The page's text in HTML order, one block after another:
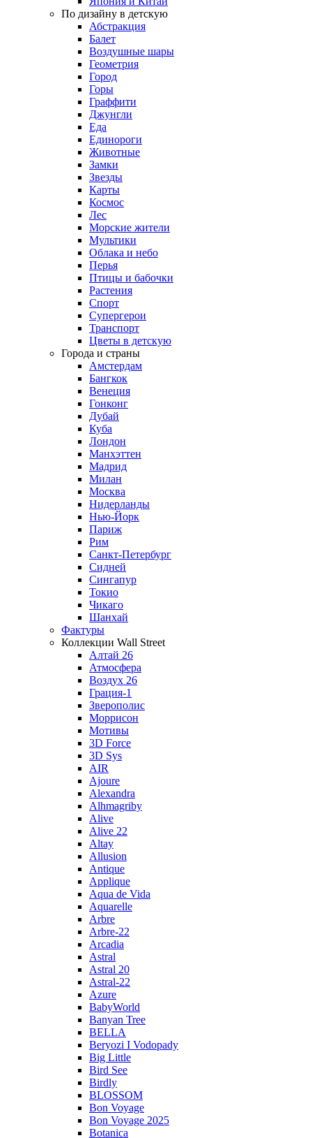
По дизайну в детскую
Абстракция
Балет
Воздушные шары
Геометрия
Город
Горы
Граффити
Джунгли
Еда
Единороги
Животные
Замки
Звезды
Карты
Космос
Лес
Морские жители
Мультики
Облака и небо
Перья
Птицы и бабочки
Растения
Спорт
Супергерои
Транспорт
Цветы в детскую
Города и страны
Амстердам
Бангкок
Венеция
Гонконг
Дубай
Куба
Лондон
Манхэттен
Мадрид
Милан
Москва
Нидерланды
Нью-Йорк
Париж
Рим
Санкт-Петербург
Сидней
Сингапур
Токио
Чикаго
Шанхай
Фактуры
Коллекции Wall Street
Алтай 26
Атмосфера
Воздух 26
Грация-1
Зверополис
Моррисон
Мотивы
3D Force
3D Sys
AIR
Ajoure
Alexandra
Alhmagriby
Alive
Alive 22
Altay
Allusion
Antique
Applique
Aqua de Vida
Aquarelle
Arbre
Arbre-22
Arcadia
Astral
Astral 20
Astral-22
Azure
BabyWorld
Banyan Tree
BELLA
Beryozi I Vodopady
Big Little
Bird See
Birdly
BLOSSOM
Bon Voyage
Bon Voyage 2025
Botanica